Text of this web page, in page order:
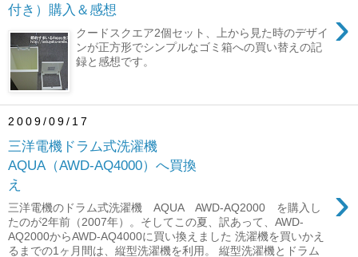
付き）購入＆感想
›
クードスクエア2個セット、上から見た時のデザイ
ンが正方形でシンプルなゴミ箱への買い替えの記
録と感想です。
2009/09/17
三洋電機ドラム式洗濯機
AQUA（AWD-AQ4000）へ買換
え
›
三洋電機のドラム式洗濯機 AQUA AWD-AQ2000 を購入し
たのが2年前（2007年）。そしてこの夏、訳あって、AWD-
AQ2000からAWD-AQ4000に買い換えました 洗濯機を買いかえ
るまでの1ヶ月間は、縦型洗濯機を利用。 縦型洗濯機とドラム